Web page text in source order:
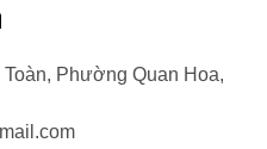
Phường Quan Hoa,